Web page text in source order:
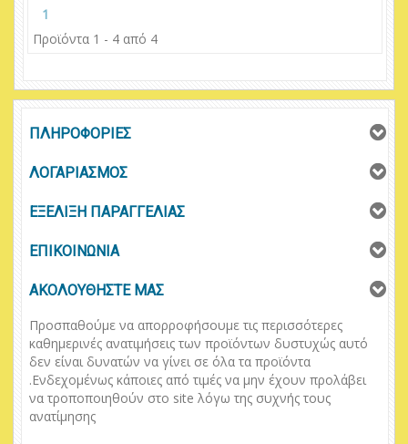
1
Προϊόντα 1 - 4 από 4
ΠΛΗΡΟΦΟΡΙΕΣ
ΛΟΓΑΡΙΑΣΜΟΣ
ΕΞΕΛΙΞΗ ΠΑΡΑΓΓΕΛΙΑΣ
ΕΠΙΚΟΙΝΩΝΙΑ
ΑΚΟΛΟΥΘΗΣΤΕ ΜΑΣ
Προσπαθούμε να απορροφήσουμε τις περισσότερες
καθημερινές ανατιμήσεις των προϊόντων δυστυχώς αυτό
δεν είναι δυνατών να γίνει σε όλα τα προϊόντα
.Ενδεχομένως κάποιες από τιμές να μην έχουν προλάβει
να τροποποιηθούν στο site λόγω της συχνής τους
ανατίμησης